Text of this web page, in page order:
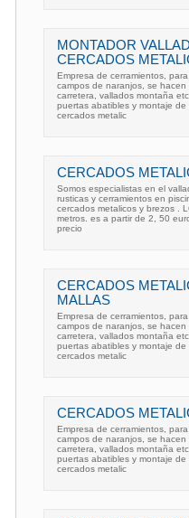
MONTADOR
CERCADOS
Empresa de cerramientos, para
campos de naranjos, se hacen
carretera, vallados montaña
puertas abatibles y montaje
cercados metalic
CERCADOS
Somos especialistas en el
rusticas y cerramientos en
cercados metalicos y brezos .
metros. es a partir de 2, 50
precio
CERCADOS
MALLAS
Empresa de cerramientos, para
campos de naranjos, se hacen
carretera, vallados montaña
puertas abatibles y montaje
cercados metalic
CERCADOS
Empresa de cerramientos, para
campos de naranjos, se hacen
carretera, vallados montaña
puertas abatibles y montaje
cercados metalic